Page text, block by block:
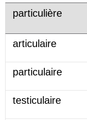
particulière
articulaire
particulaire
testiculaire